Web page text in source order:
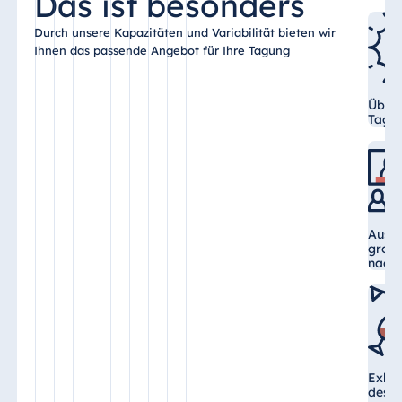
Durch unsere Kapazitäten und Variabilität bieten wir
Ihnen das passende Angebot für Ihre Tagung
nach
des